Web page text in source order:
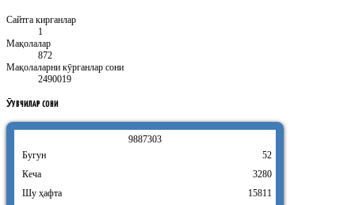
Сайтга кирганлар
1
Мақолалар
872
Мақолаларни кӯрганлар сони
2490019
ӮҚУВЧИЛАРСОНИ
9887303
Бугун
Кеча
Шу ҳафта
52
3280
15811